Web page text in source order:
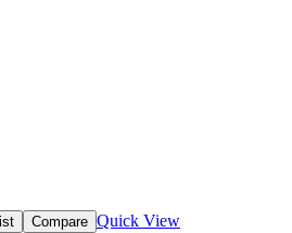
Compare Quick View